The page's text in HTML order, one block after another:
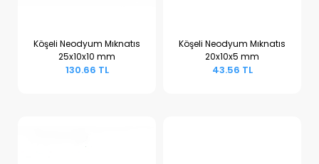
Sepete Ekle
Köşeli Neodyum Mıknatıs
25x10x10 mm
130.66 TL
Sepete Ekle
Köşeli Neodyum Mıknatıs
20x10x5 mm
43.56 TL